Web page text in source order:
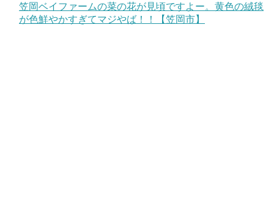
笠岡ベイファームの菜の花が見頃ですよー。黄色の絨毯
が色鮮やかすぎてマジやば！！【笠岡市】